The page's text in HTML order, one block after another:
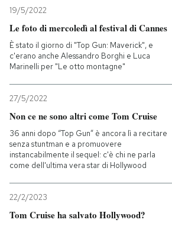
19/5/2022
Le foto di mercoledì al festival di Cannes
È stato il giorno di "Top Gun: Maverick", e
c'erano anche Alessandro Borghi e Luca
Marinelli per "Le otto montagne"
27/5/2022
Non ce ne sono altri come Tom Cruise
36 anni dopo “Top Gun” è ancora lì a recitare
senza stuntman e a promuovere
instancabilmente il sequel: c'è chi ne parla
come dell'ultima vera star di Hollywood
22/2/2023
Tom Cruise ha salvato Hollywood?